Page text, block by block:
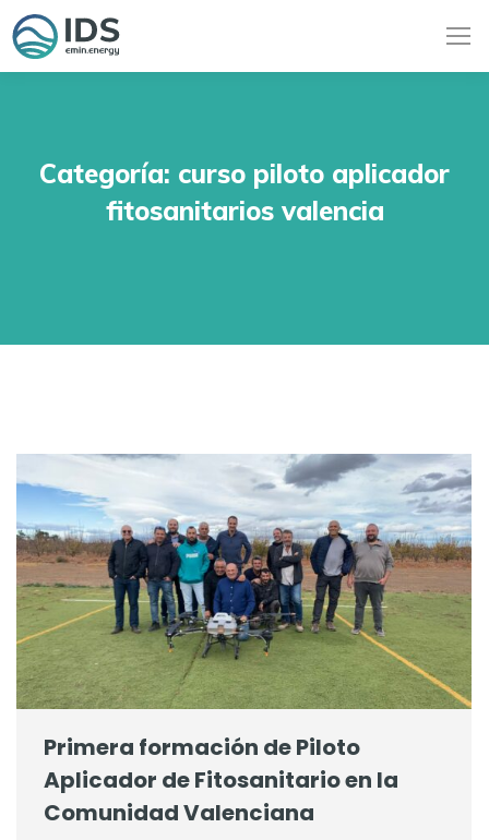
Categoría: curso piloto aplicador
fitosanitarios valencia
Primera formación de Piloto
Aplicador de Fitosanitario en la
Comunidad Valenciana